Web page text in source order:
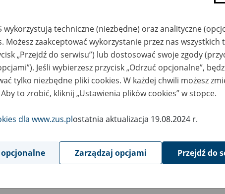
Ubezpieczeń Społecznych informuje, że - w związku z
BOŚ Bank - od godz. 22.00 dnia 5 sierpnia do godz. 18.00
do Platformy Usług Elektronicznych ZUS (PUE) za
Twoje e-Konto,
profilu PUE za pomocą bankowości internetowej
informujemy, że wskazane ograniczenia nie mają
ZUS. Założenie profilu PUE oraz logowanie do
wykorzystują techniczne (niezbędne) oraz analityczne
Możesz zaakceptować wykorzystanie przez nas wszystkich
„Przejdź do serwisu”) lub dostosować swoje zgody
Jeśli wybierzesz przycisk „Odrzuć opcjonalne”,
tylko niezbędne pliki cookies. W każdej chwili możesz
to zrobić, kliknij „Ustawienia plików cookies” w stopce.
dla www.zus.plostatnia aktualizacja 19.08.2024 r.
Zarządzaj opcjami Przejdź do